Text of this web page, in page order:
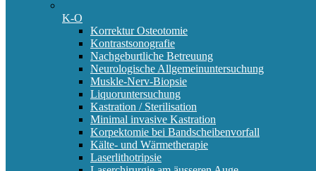
K-O
Korrektur Osteotomie
Kontrastsonografie
Nachgeburtliche Betreuung
Neurologische Allgemeinuntersuchung
Muskle-Nerv-Biopsie
Liquoruntersuchung
Kastration / Sterilisation
Minimal invasive Kastration
Korpektomie bei Bandscheibenvorfall
Kälte- und Wärmetherapie
Laserlithotripsie